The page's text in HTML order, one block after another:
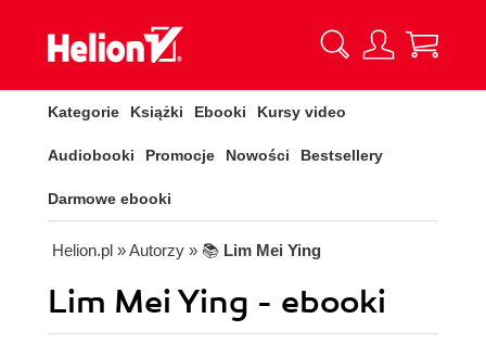
Kategorie Książki Ebooki Kursy video
Audiobooki Promocje Nowości Bestsellery
Darmowe ebooki
Helion.pl » Autorzy » 📚 Lim Mei Ying
Lim Mei Ying - ebooki